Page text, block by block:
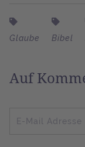
Glaube Bibel
Auf
E-Mail Adresse